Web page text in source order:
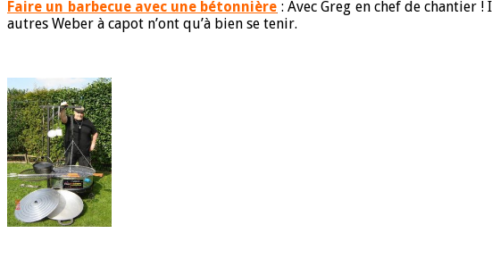
Faire un barbecue avec une bétonnière : Avec Greg en chef de chantier
autres Weber à capot n’ont qu’à bien se tenir.